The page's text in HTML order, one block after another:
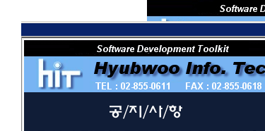
회 원 I D